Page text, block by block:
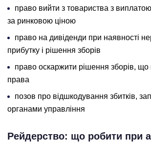
право вийти з товариства з виплатою
за ринковою ціною
право на дивіденди при наявності
прибутку і рішення зборів
право оскаржити рішення зборів,
права
позов про відшкодування збитків,
органами управління
Рейдерство: що робити при